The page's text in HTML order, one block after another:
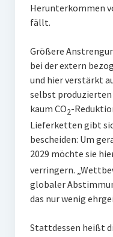
Herunterkommen
fällt.
Größere
bei der extern
und hier verstärkt
selbst
kaum CO2-
Lieferketten gibt
bescheiden: Um
2029 möchte sie
verringern.
globaler
das nur wenig
Stattdessen heißt